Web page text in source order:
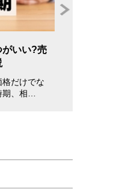
がいい?売
だけでな
、相…